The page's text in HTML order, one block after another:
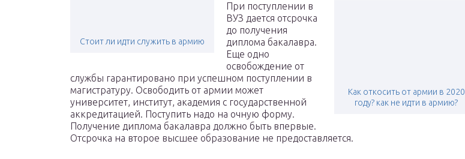
Стоит ли идти служить в армию
Как откосить от армии в 2020
году? как не идти в армию?
При поступлении в
ВУЗ дается отсрочка
до получения
диплома бакалавра.
Еще одно
освобождение от
службы гарантировано при успешном поступлении в
магистратуру. Освободить от армии может
университет, институт, академия с государственной
аккредитацией. Поступить надо на очную форму.
Получение диплома бакалавра должно быть впервые.
Отсрочка на второе высшее образование не предоставляется.